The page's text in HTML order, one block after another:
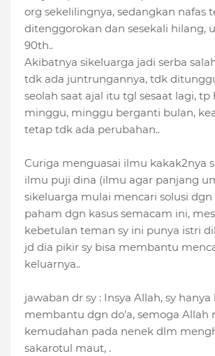
org sekelilingnya, sedangkan nafas
ditenggorokan dan sesekali hilang,
90th..
Akibatnya sikeluarga jadi serba
tdk ada juntrungannya, tdk
seolah saat ajal itu tgl sesaat lagi,
minggu, minggu berganti bulan,
tetap tdk ada perubahan..
Curiga menguasai ilmu kakak2nya
ilmu puji dina (ilmu agar panjang
sikeluarga mulai mencari solusi dgn
paham dgn kasus semacam ini,
kebetulan teman sy ini punya istri
jd dia pikir sy bisa membantu
keluarnya..
jawaban dr sy : Insya Allah, sy hanya
membantu dgn do'a, semoga Allah
kemudahan pada nenek dlm
sakarotul maut, .